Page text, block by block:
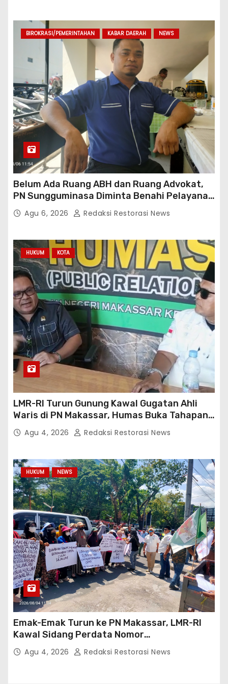
BIROKRASI/PEMERINTAHAN KABAR DAERAH NEWS
Belum Ada Ruang ABH dan Ruang Advokat,
PN Sungguminasa Diminta Benahi Pelayanan
PublikAgu 6, 2026 Redaksi Restorasi News
HUKUM KOTA
LMR-RI Turun Gunung Kawal Gugatan Ahli
Waris di PN Makassar, Humas Buka Tahapan
Persidangan
Agu 4, 2026 Redaksi Restorasi News
HUKUM NEWS
Emak-Emak Turun ke PN Makassar, LMR-RI
Kawal Sidang Perdata Nomor
254/Pdt.G/2026/PN Mks
Agu 4, 2026 Redaksi Restorasi News